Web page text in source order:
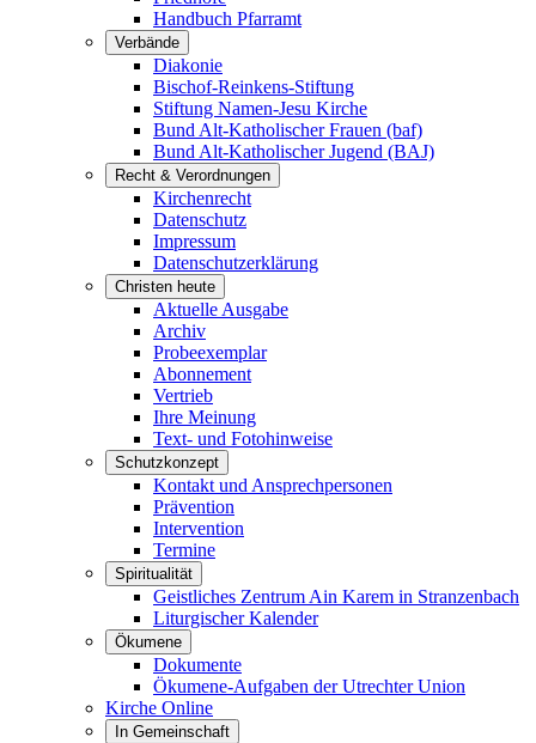
Handbuch Pfarramt
Verbände
Diakonie
Bischof-Reinkens-Stiftung
Stiftung Namen-Jesu Kirche
Bund Alt-Katholischer Frauen (baf)
Bund Alt-Katholischer Jugend (BAJ)
Recht & Verordnungen
Kirchenrecht
Datenschutz
Impressum
Datenschutzerklärung
Christen heute
Aktuelle Ausgabe
Archiv
Probeexemplar
Abonnement
Vertrieb
Ihre Meinung
Text- und Fotohinweise
Schutzkonzept
Kontakt und Ansprechpersonen
Prävention
Intervention
Termine
Spiritualität
Geistliches Zentrum Ain Karem in Stranzenbach
Liturgischer Kalender
Ökumene
Dokumente
Ökumene-Aufgaben der Utrechter Union
Kirche Online
In Gemeinschaft